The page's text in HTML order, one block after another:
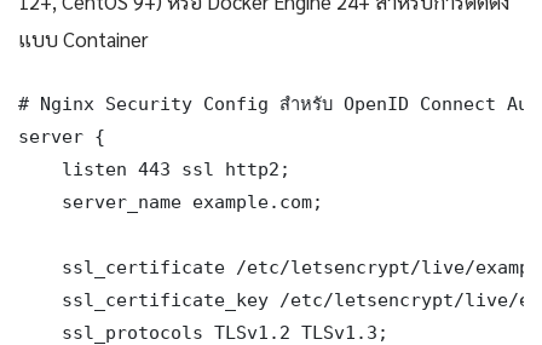
แบบ Container
# Nginx Security Config สำหรับ OpenID Connect
server {
    listen 443 ssl http2;
    server_name example.com;
ssl_certificate /etc/letsencrypt/live/
ssl_certificate_key /etc/letsencrypt/live/
    ssl_protocols TLSv1.2 TLSv1.3;